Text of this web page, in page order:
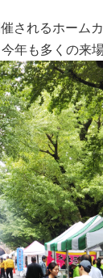
されるホーム
年も多くの来